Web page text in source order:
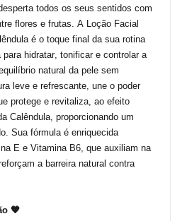
todos os seus sentidos com
flores e frutas A
Loção Facial
é o toque final da sua rotina
para hidratar, tonificar e controlar a
natural da pele sem
leve e refrescante, une o poder
protege e revitaliza, ao efeito
Calêndula , proporcionando um
Sua fórmula é enriquecida
E e Vitamina B6 , que auxiliam na
a barreira natural contra
🧡